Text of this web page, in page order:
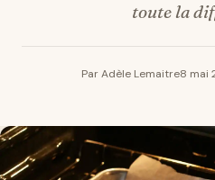
toute la
Par Adèle Lemaitre8 mai